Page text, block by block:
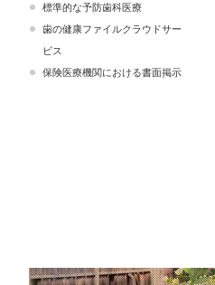
標準的な予防歯科医療
歯の健康ファイルクラウドサー
ビス
保険医療機関における書面掲示